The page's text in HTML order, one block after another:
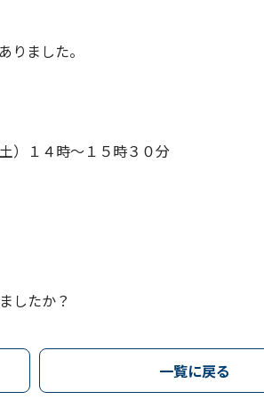
りました。
）１４時～１５時３０分
したか？
一覧に戻る